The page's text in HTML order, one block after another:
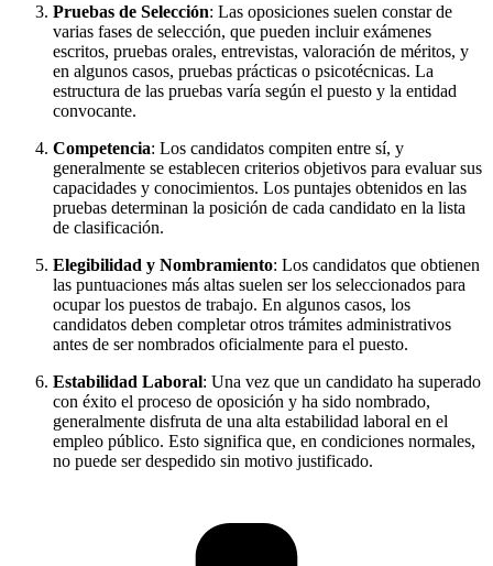
Pruebas de Selección: Las oposiciones suelen constar de
varias fases de selección, que pueden incluir exámenes
escritos, pruebas orales, entrevistas, valoración de méritos, y
en algunos casos, pruebas prácticas o psicotécnicas. La
estructura de las pruebas varía según el puesto y la entidad
convocante.
Competencia: Los candidatos compiten entre sí, y
generalmente se establecen criterios objetivos para evaluar sus
capacidades y conocimientos. Los puntajes obtenidos en las
pruebas determinan la posición de cada candidato en la lista
de clasificación.
Elegibilidad y Nombramiento: Los candidatos que obtienen
las puntuaciones más altas suelen ser los seleccionados para
ocupar los puestos de trabajo. En algunos casos, los
candidatos deben completar otros trámites administrativos
antes de ser nombrados oficialmente para el puesto.
Estabilidad Laboral: Una vez que un candidato ha superado
con éxito el proceso de oposición y ha sido nombrado,
generalmente disfruta de una alta estabilidad laboral en el
empleo público. Esto significa que, en condiciones normales,
no puede ser despedido sin motivo justificado.